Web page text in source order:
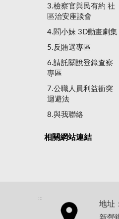
3.檢察官與民有約 社
區治安座談會
4.閻小妹 3D動畫劇集
5.反賄選專區
6.請託關說登錄查察
專區
7.公職人員利益衝突
迴避法
8.與我聯絡
相關網站連結
:::
地址